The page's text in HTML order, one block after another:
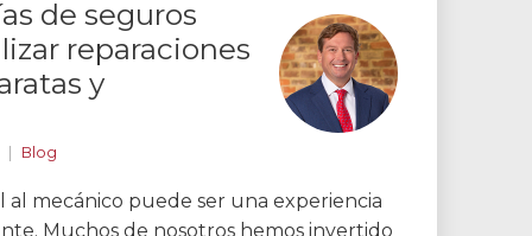
de seguros
reparaciones
y
Blog
al mecánico puede ser una experiencia
Muchos de nosotros hemos invertido